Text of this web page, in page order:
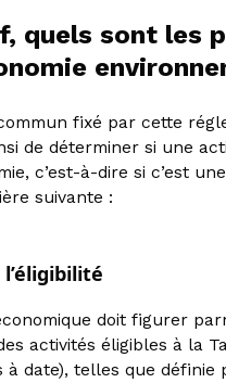
quels sont les
fixé par cette
de déterminer si une
c’est-à-dire si c’est
suivante :
l’éligibilité
doit figurer
activités éligibles à la
à date), telles que définie